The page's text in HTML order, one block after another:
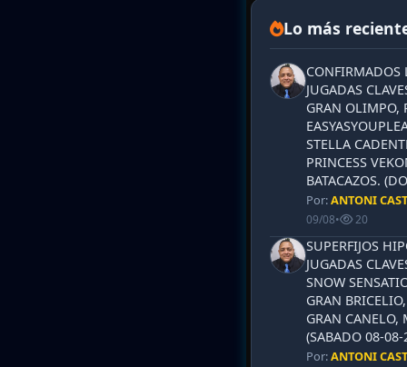
Lo más
CONFIRMADOS
JUGADAS
GRAN OLIMPO,
STELLA
PRINCESS
BATACAZOS.
Por:ANTONI
09/08• 20
SUPERFIJOS
JUGADAS
SNOW
GRAN
GRAN CANELO,
(SABADO 08-
Por:ANTONI